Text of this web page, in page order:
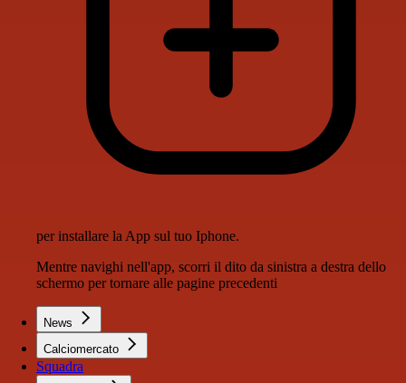
per installare la App sul tuo Iphone.
Mentre navighi nell'app, scorri il dito da sinistra a destra dello
schermo per tornare alle pagine precedenti
News
Calciomercato
Squadra